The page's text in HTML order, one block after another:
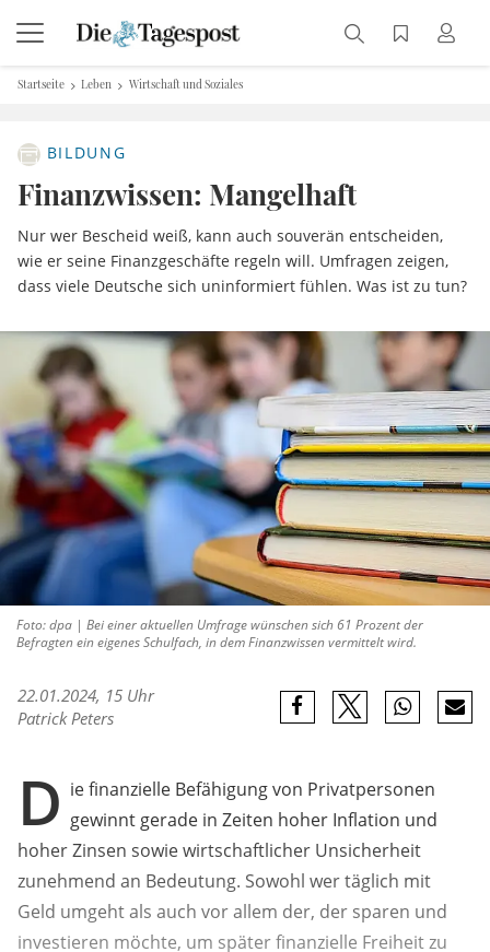
Startseite Leben Wirtschaft und Soziales
BILDUNG
Finanzwissen: Mangelhaft
Nur wer Bescheid weiß, kann auch souverän entscheiden,
wie er seine Finanzgeschäfte regeln will. Umfragen zeigen,
dass viele Deutsche sich uninformiert fühlen. Was ist zu tun?
Foto: dpa | Bei einer aktuellen Umfrage wünschen sich 61 Prozent der
Befragten ein eigenes Schulfach, in dem Finanzwissen vermittelt wird.
22.01.2024, 15 Uhr
Patrick Peters
D ie finanzielle Befähigung von Privatpersonen
gewinnt gerade in Zeiten hoher Inflation und
hoher Zinsen sowie wirtschaftlicher Unsicherheit
zunehmend an Bedeutung. Sowohl wer täglich mit
Geld umgeht als auch vor allem der, der sparen und
investieren möchte, um später finanzielle Freiheit zu